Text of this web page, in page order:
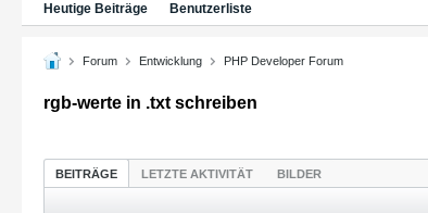
Heutige Beiträge Benutzerliste
Forum Entwicklung PHP Developer Forum
rgb-werte in .txt schreiben
BEITRÄGE LETZTE AKTIVITÄT BILDER